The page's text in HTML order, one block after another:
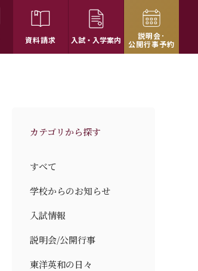
資料請求 入試・ 入学案内
説明会･
公開行事予約
カテゴリから探す
すべて
学校からのお知らせ
入試情報
説明会/公開行事
東洋英和の日々